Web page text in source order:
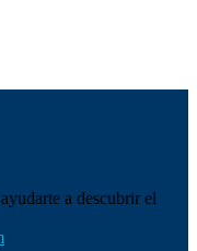
a descubrir el